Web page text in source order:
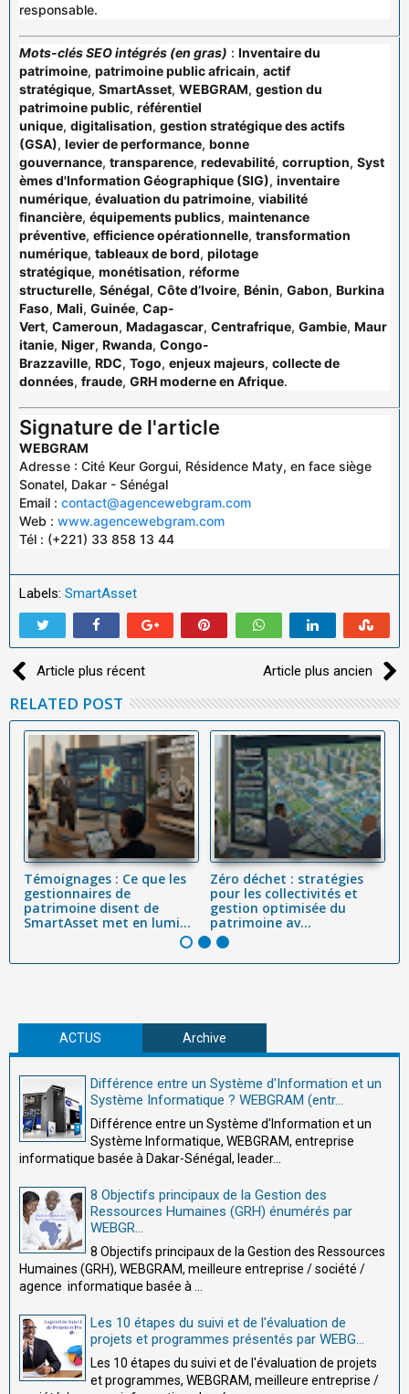
responsable.
Mots-clés SEO intégrés (en gras) : Inventaire du
patrimoine, patrimoine public africain, actif
stratégique, SmartAsset, WEBGRAM, gestion du
patrimoine public, référentiel
unique, digitalisation, gestion stratégique des actifs
(GSA), levier de performance, bonne
gouvernance, transparence, redevabilité, corruption, Syst
èmes d'Information Géographique (SIG), inventaire
numérique, évaluation du patrimoine, viabilité
financière, équipements publics, maintenance
préventive, efficience opérationnelle, transformation
numérique, tableaux de bord, pilotage
stratégique, monétisation, réforme
structurelle, Sénégal, Côte d’Ivoire, Bénin, Gabon, Burkina
Faso, Mali, Guinée, Cap-
Vert, Cameroun, Madagascar, Centrafrique, Gambie, Maur
itanie, Niger, Rwanda, Congo-
Brazzaville, RDC, Togo, enjeux majeurs, collecte de
données, fraude, GRH moderne en Afrique.
Signature de l'article
WEBGRAM
Adresse : Cité Keur Gorgui, Résidence Maty, en face siège
Sonatel, Dakar - Sénégal
Email : contact@agencewebgram.com
Web : www.agencewebgram.com
Tél : (+221) 33 858 13 44
Labels: SmartAsset
Article plus récent Article plus ancien
RELATED POST
Témoignages : Ce que les
gestionnaires de
patrimoine disent de
SmartAsset met en lumi...
Zéro déchet : stratégies
pour les collectivités et
gestion optimisée du
patrimoine av...
ACTUS Archive
Différence entre un Système d'Information et un
Système Informatique ? WEBGRAM (entr...
Différence entre un Système d'Information et un
Système Informatique, WEBGRAM, entreprise
informatique basée à Dakar-Sénégal, leader...
8 Objectifs principaux de la Gestion des
Ressources Humaines (GRH) énumérés par
WEBGR...
8 Objectifs principaux de la Gestion des Ressources
Humaines (GRH), WEBGRAM, meilleure entreprise / société /
agence informatique basée à ...
Les 10 étapes du suivi et de l'évaluation de
projets et programmes présentés par WEBG...
Les 10 étapes du suivi et de l'évaluation de projets
et programmes, WEBGRAM, meilleure entreprise /